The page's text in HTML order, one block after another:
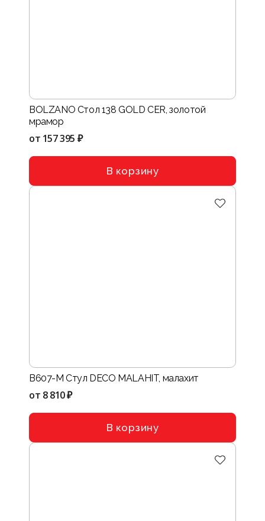
BOLZANO Стол 138 GOLD CER, золотой
мрамор
от 157 395 ₽
В корзину
B607-M Стул DECO MALAHIT, малахит
от 8 810 ₽
В корзину